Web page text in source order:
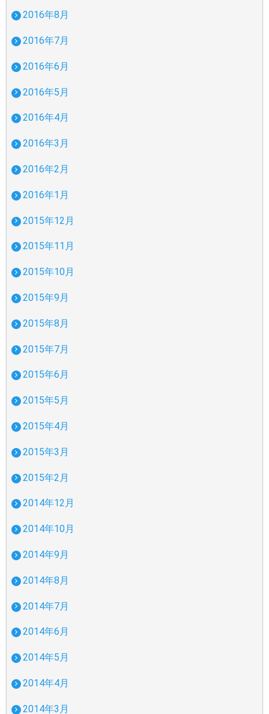
2016年8月
2016年7月
2016年6月
2016年5月
2016年4月
2016年3月
2016年2月
2016年1月
2015年12月
2015年11月
2015年10月
2015年9月
2015年8月
2015年7月
2015年6月
2015年5月
2015年4月
2015年3月
2015年2月
2014年12月
2014年10月
2014年9月
2014年8月
2014年7月
2014年6月
2014年5月
2014年4月
2014年3月